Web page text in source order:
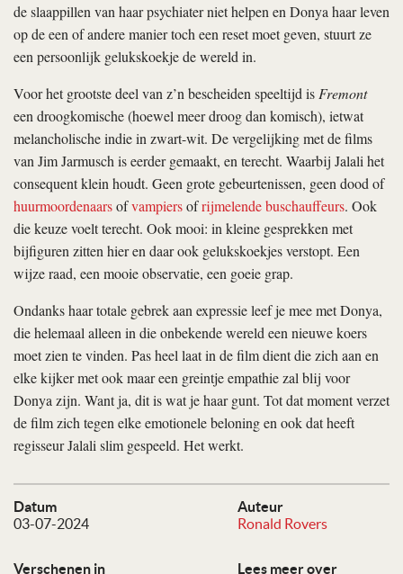
Datum
03-07-2024
Auteur
Ronald Rovers
Verschenen in Lees meer over
de slaappillen van haar psychiater niet helpen en Donya haar leven
op de een of andere manier toch een reset moet geven, stuurt ze
een persoonlijk gelukskoekje de wereld in.
Voor het grootste deel van z’n bescheiden speeltijd isFremont
een droogkomische (hoewel meer droog dan komisch), ietwat
melancholische indie in zwart-wit. De vergelijking met de films
van Jim Jarmusch is eerder gemaakt, en terecht. Waarbij Jalali het
consequent klein houdt. Geen grote gebeurtenissen, geen dood of
huurmoordenaarsofvampiersofrijmelende buschauffeurs. Ook
die keuze voelt terecht. Ook mooi: in kleine gesprekken met
bijfiguren zitten hier en daar ook gelukskoekjes verstopt. Een
wijze raad, een mooie observatie, een goeie grap.
Ondanks haar totale gebrek aan expressie leef je mee met Donya,
die helemaal alleen in die onbekende wereld een nieuwe koers
moet zien te vinden. Pas heel laat in de film dient die zich aan en
elke kijker met ook maar een greintje empathie zal blij voor
Donya zijn. Want ja, dit is wat je haar gunt. Tot dat moment verzet
de film zich tegen elke emotionele beloning en ook dat heeft
regisseur Jalali slim gespeeld. Het werkt.